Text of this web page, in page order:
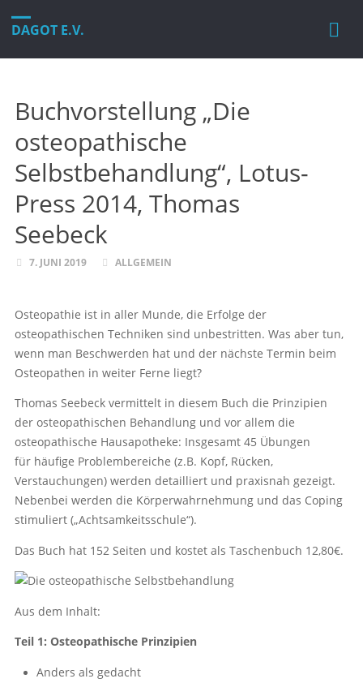
DAGOT E.V.
Buchvorstellung „Die
osteopathische
Selbstbehandlung“, Lotus-
Press 2014, Thomas
Seebeck
7. JUNI 2019 ALLGEMEIN
Osteopathie ist in aller Munde, die Erfolge der
osteopathischen Techniken sind unbestritten. Was aber tun,
wenn man Beschwerden hat und der nächste Termin beim
Osteopathen in weiter Ferne liegt?
Thomas Seebeck vermittelt in diesem Buch die Prinzipien
der osteopathischen Behandlung und vor allem die
osteopathische Hausapotheke: Insgesamt 45 Übungen
für häufige Problembereiche (z.B. Kopf, Rücken,
Verstauchungen) werden detailliert und praxisnah gezeigt.
Nebenbei werden die Körperwahrnehmung und das Coping
stimuliert („Achtsamkeitsschule“).
Das Buch hat 152 Seiten und kostet als Taschenbuch 12,80€.
Aus dem Inhalt:
Teil 1: Osteopathische Prinzipien
Anders als gedacht